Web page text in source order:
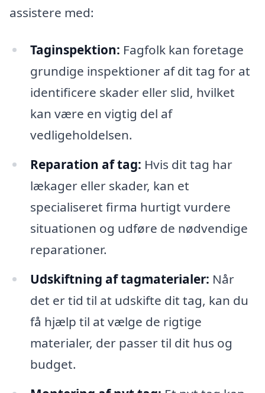
assistere med:
Taginspektion: Fagfolk kan foretage
grundige inspektioner af dit tag for at
identificere skader eller slid, hvilket
kan være en vigtig del af
vedligeholdelsen.
Reparation af tag: Hvis dit tag har
lækager eller skader, kan et
specialiseret firma hurtigt vurdere
situationen og udføre de nødvendige
reparationer.
Udskiftning af tagmaterialer: Når
det er tid til at udskifte dit tag, kan du
få hjælp til at vælge de rigtige
materialer, der passer til dit hus og
budget.